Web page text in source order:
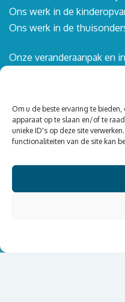
Om u de beste ervaring te
apparaat op te slaan en/of te
unieke ID's op deze site
functionaliteiten van de site kan
Ons werk in de
Ons werk in de
Onze veranderaanpak en
Actueel, blogs en
Volg ons